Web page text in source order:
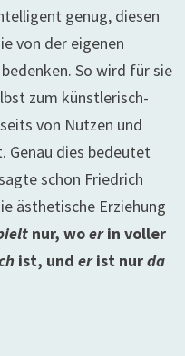
genug, diesen
von der eigenen
So wird für sie
zum künstlerisch-
von Nutzen und
dies bedeutet
schon Friedrich
ästhetische Erziehung
nur, woerin voller
ist, und erist nurda